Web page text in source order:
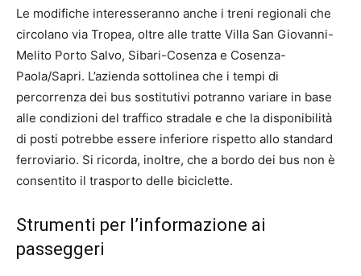
Le modifiche interesseranno anche i treni regionali che
circolano via Tropea, oltre alle tratte Villa San Giovanni-
Melito Porto Salvo, Sibari-Cosenza e Cosenza-
Paola/Sapri. L’azienda sottolinea che i tempi di
percorrenza dei bus sostitutivi potranno variare in base
alle condizioni del traffico stradale e che la disponibilità
di posti potrebbe essere inferiore rispetto allo standard
ferroviario. Si ricorda, inoltre, che a bordo dei bus non è
consentito il trasporto delle biciclette.
Strumenti per l’informazione ai
passeggeri